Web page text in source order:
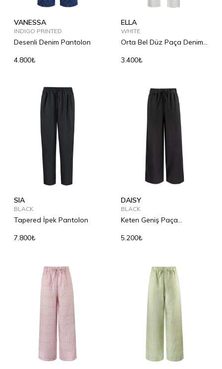
VANESSA
INDIGO PRINTED
Desenli Denim Pantolon
4.800₺
ELLA
WHITE
Orta Bel Düz Paça Denim
3.400₺
SIA
BLACK
Tapered İpek Pantolon
7.800₺
DAISY
BLACK
Keten Geniş Paça
5.200₺